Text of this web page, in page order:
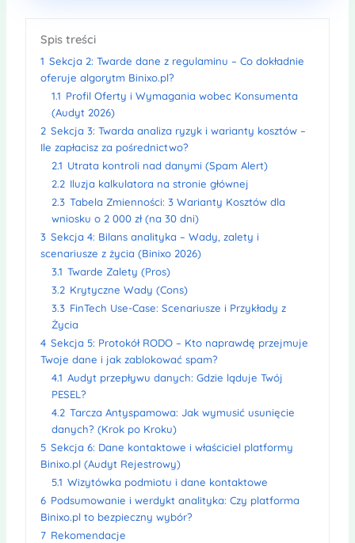
Spis treści
1 Sekcja 2: Twarde dane z regulaminu – Co dokładnie
oferuje algorytm Binixo.pl?
1.1 Profil Oferty i Wymagania wobec Konsumenta
(Audyt 2026)
2 Sekcja 3: Twarda analiza ryzyk i warianty kosztów –
Ile zapłacisz za pośrednictwo?
2.1 Utrata kontroli nad danymi (Spam Alert)
2.2 Iluzja kalkulatora na stronie głównej
2.3 Tabela Zmienności: 3 Warianty Kosztów dla
wniosku o 2 000 zł (na 30 dni)
3 Sekcja 4: Bilans analityka – Wady, zalety i
scenariusze z życia (Binixo 2026)
3.1 Twarde Zalety (Pros)
3.2 Krytyczne Wady (Cons)
3.3 FinTech Use-Case: Scenariusze i Przykłady z
Życia
4 Sekcja 5: Protokół RODO – Kto naprawdę przejmuje
Twoje dane i jak zablokować spam?
4.1 Audyt przepływu danych: Gdzie ląduje Twój
PESEL?
4.2 Tarcza Antyspamowa: Jak wymusić usunięcie
danych? (Krok po Kroku)
5 Sekcja 6: Dane kontaktowe i właściciel platformy
Binixo.pl (Audyt Rejestrowy)
5.1 Wizytówka podmiotu i dane kontaktowe
6 Podsumowanie i werdykt analityka: Czy platforma
Binixo.pl to bezpieczny wybór?
7 Rekomendacje